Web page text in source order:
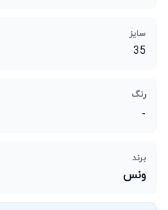
سایز
35
رنگ
-
برند
ونس